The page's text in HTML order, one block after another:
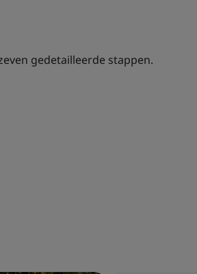
gedetailleerde stappen.